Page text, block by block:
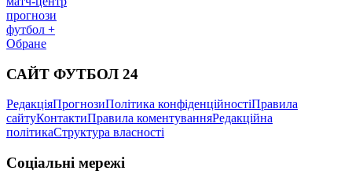
прогнози
футбол +
Обране
САЙТ ФУТБОЛ 24
РедакціяПрогнозиПолітика конфіденційностіПравила
сайтуКонтактиПравила коментуванняРедакційна
політикаСтруктура власності
Соціальні мережі